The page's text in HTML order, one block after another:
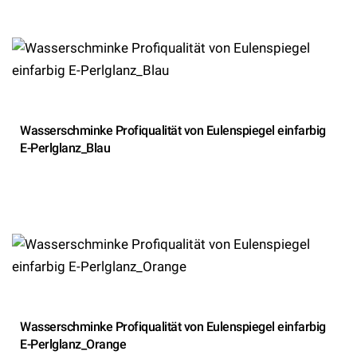
Wasserschminke Profiqualität von Eulenspiegel einfarbig
E-Perlglanz_Blau
Wasserschminke Profiqualität von Eulenspiegel einfarbig
E-Perlglanz_Orange